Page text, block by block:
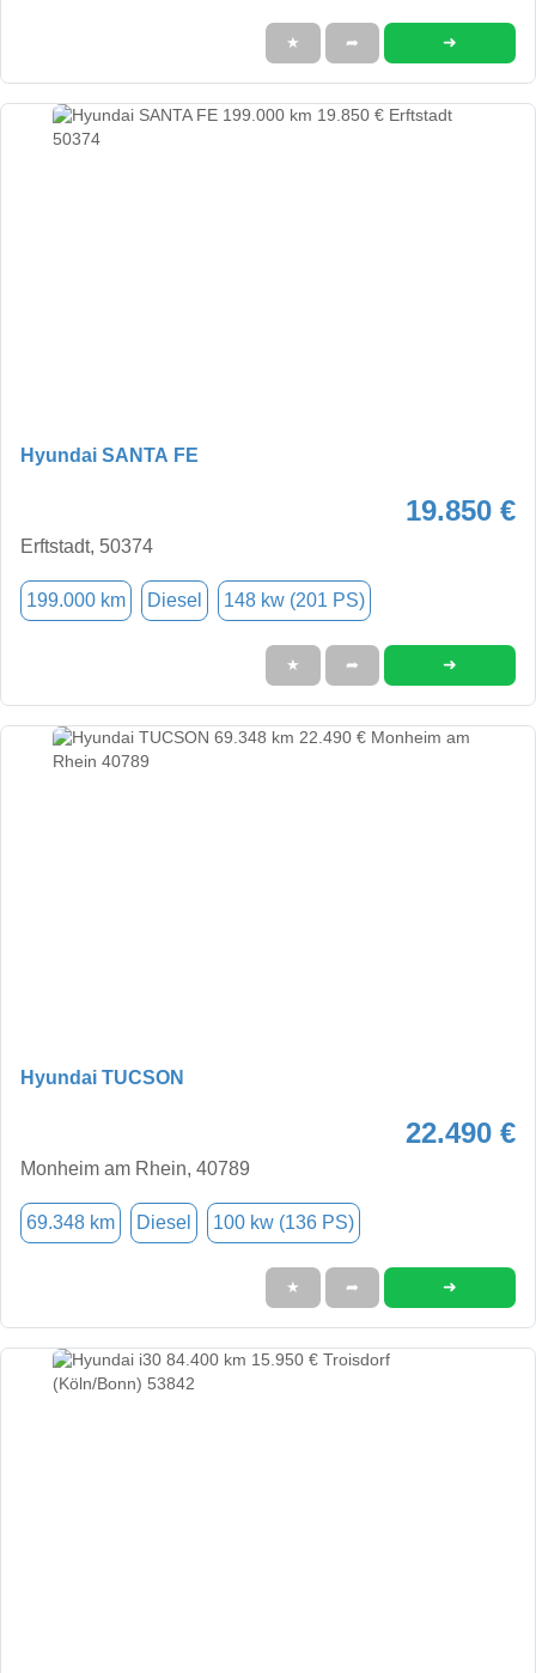
★ ➦ ➜
Hyundai SANTA FE
19.850 €
Erftstadt, 50374
199.000 km Diesel 148 kw (201 PS)
★ ➦ ➜
Hyundai TUCSON
22.490 €
Monheim am Rhein, 40789
69.348 km Diesel 100 kw (136 PS)
★ ➦ ➜